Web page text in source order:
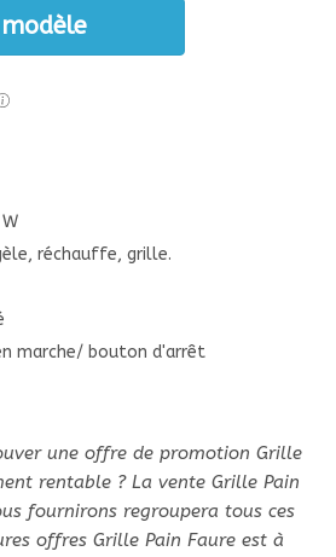
réchauffe, grille.
marche/ bouton d'arrêt
une offre de promotion Grille
rentable ? La vente Grille Pain
fournirons regroupera tous ces
offres Grille Pain Faure est à